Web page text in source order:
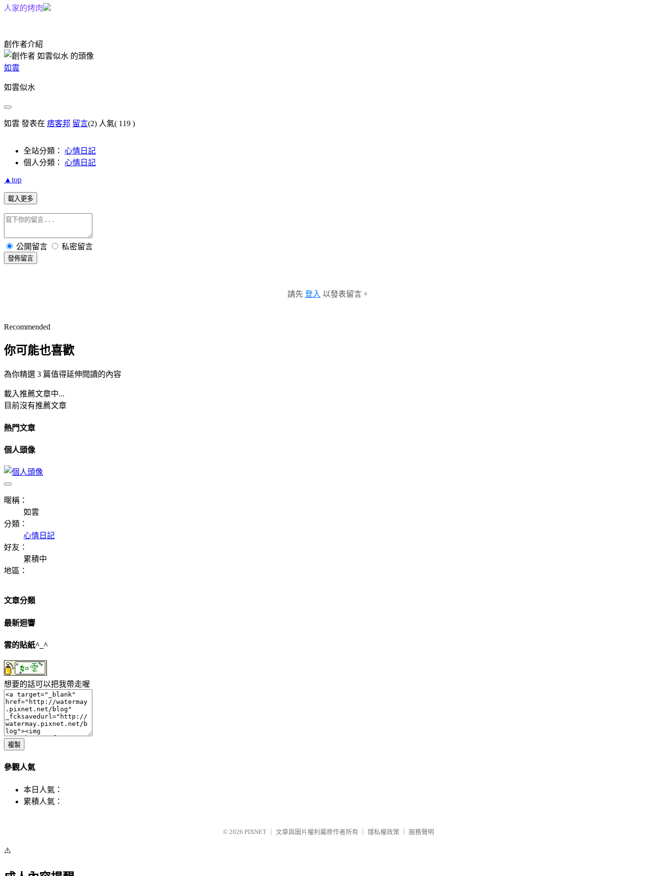
人家的烤肉
創作者介紹
如雲
如雲似水
如雲 發表在 痞客邦 留言(2) 人氣( 119 )
全站分類： 心情日記
個人分類： 心情日記
▲top
載入更多
公開留言 私密留言
發佈留言
請先 登入 以發表留言。
Recommended
你可能也喜歡
為你精選 3 篇值得延伸閱讀的內容
載入推薦文章中...
目前沒有推薦文章
熱門文章
個人頭像
暱稱：
如雲
分類：
心情日記
好友：
累積中
地區：
文章分類
最新迴響
雲的貼紙^_^
想要的話可以把我帶走喔
複製
參觀人氣
本日人氣：
累積人氣：
© 2026 PIXNET 文章與圖片權利屬原作者所有 隱私權政策 服務聲明
⚠️